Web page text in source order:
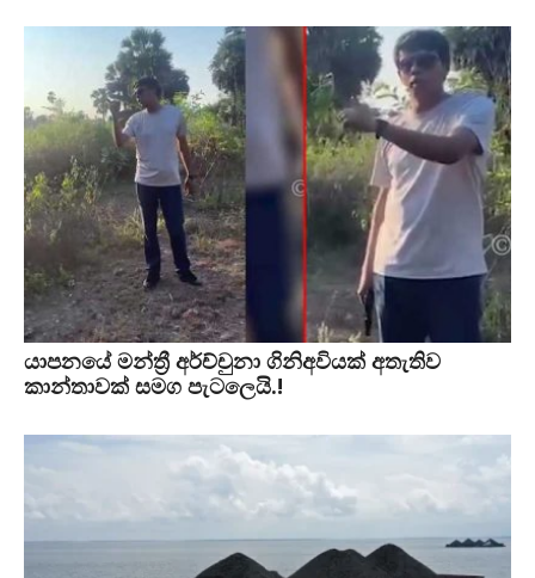
යාපනයේ මන්ත්‍රී අර්ච්චුනා ගිනිඅවියක් අතැතිව
කාන්තාවක් සමග පැටලෙයි.!